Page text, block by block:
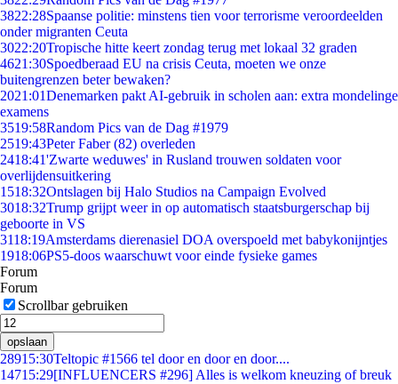
3822:28Spaanse politie: minstens tien voor terrorisme veroordeelden
onder migranten Ceuta
3022:20Tropische hitte keert zondag terug met lokaal 32 graden
4621:30Spoedberaad EU na crisis Ceuta, moeten we onze
buitengrenzen beter bewaken?
2021:01Denemarken pakt AI-gebruik in scholen aan: extra mondelinge
examens
3519:58Random Pics van de Dag #1979
2519:43Peter Faber (82) overleden
2418:41'Zwarte weduwes' in Rusland trouwen soldaten voor
overlijdensuitkering
1518:32Ontslagen bij Halo Studios na Campaign Evolved
3018:32Trump grijpt weer in op automatisch staatsburgerschap bij
geboorte in VS
3118:19Amsterdams dierenasiel DOA overspoeld met babykonijntjes
1918:06PS5-doos waarschuwt voor einde fysieke games
Forum
Forum
Scrollbar gebruiken
opslaan
28915:30Teltopic #1566 tel door en door en door....
14715:29[INFLUENCERS #296] Alles is welkom kneuzing of breuk